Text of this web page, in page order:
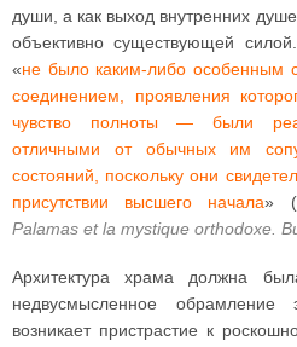
души, а как выход внутренних
объективно существующей
«не было каким-либо особенным
соединением, проявления
чувство полноты — были
отличными от обычных им
состояний, поскольку они
присутствии высшего начала» (
Palamas et la mystique orthodoxe.
Архитектура храма должна
недвусмысленное
возникает пристрастие к